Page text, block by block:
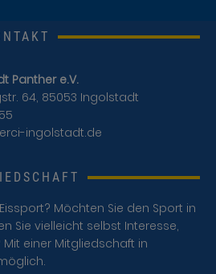
Panther e.V.
64, 85053 Ingolstadt
ingolstadt.de
Möchten Sie den Sport in
Sie vielleicht selbst Interesse,
einer Mitgliedschaft in